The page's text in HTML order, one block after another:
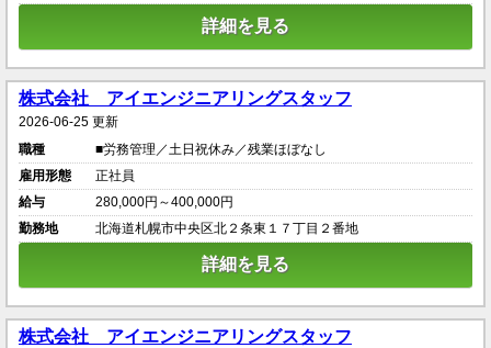
詳細を見る
株式会社 アイエンジニアリングスタッフ
2026-06-25 更新
職種
■労務管理／土日祝休み／残業ほぼなし
雇用形態
正社員
給与
280,000円～400,000円
勤務地
北海道札幌市中央区北２条東１７丁目２番地
詳細を見る
株式会社 アイエンジニアリングスタッフ